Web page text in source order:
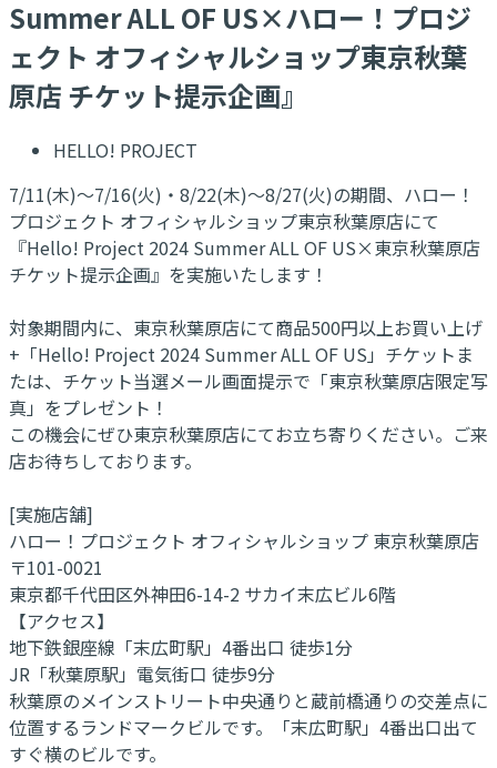
Summer ALL OF US×ハロー！プロジ
ェクト オフィシャルショップ東京秋葉
原店 チケット提示企画』
HELLO! PROJECT
7/11(木)～7/16(火)・8/22(木)～8/27(火)の期間、ハロー！
プロジェクト オフィシャルショップ東京秋葉原店にて
『Hello! Project 2024 Summer ALL OF US×東京秋葉原店
チケット提示企画』を実施いたします！
対象期間内に、東京秋葉原店にて商品500円以上お買い上げ
+「Hello! Project 2024 Summer ALL OF US」チケットま
たは、チケット当選メール画面提示で「東京秋葉原店限定写
真」をプレゼント！
この機会にぜひ東京秋葉原店にてお立ち寄りください。ご来
店お待ちしております。
[実施店舗]
ハロー！プロジェクト オフィシャルショップ 東京秋葉原店
〒101-0021
東京都千代田区外神田6-14-2 サカイ末広ビル6階
【アクセス】
地下鉄銀座線「末広町駅」4番出口 徒歩1分
JR「秋葉原駅」電気街口 徒歩9分
秋葉原のメインストリート中央通りと蔵前橋通りの交差点に
位置するランドマークビルです。「末広町駅」4番出口出て
すぐ横のビルです。